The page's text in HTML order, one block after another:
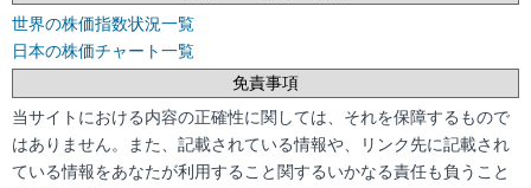
世界の株価指数状況一覧
日本の株価チャート一覧
免責事項
当サイトにおける内容の正確性に関しては、それを保障するもので
はありません。また、記載されている情報や、リンク先に記載され
ている情報をあなたが利用すること関するいかなる責任も負うこと